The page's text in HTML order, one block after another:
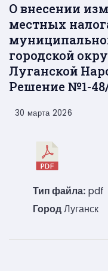
О внесении
местных
городской
Луганской
Решение №1-48/
30 марта 2026
Тип файла: pdf
ГородЛуганск